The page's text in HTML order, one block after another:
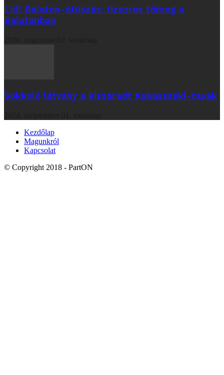
Lidl Balaton-átúszás: tízezres tömeg a
Balatonban
Sokkoló látvány a kiszáradt Kakasszéki-tavak
Kezdőlap
Magunkról
Kapcsolat
© Copyright 2018 - PartON